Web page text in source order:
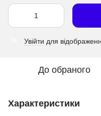
Увійти для
До обраного
Характеристики